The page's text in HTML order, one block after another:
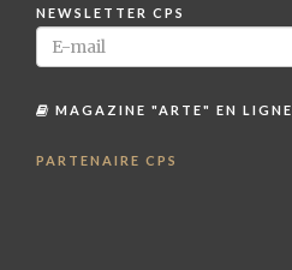
NEWSLETTER CPS
MAGAZINE "ARTE" EN LIGNE
PARTENAIRE CPS